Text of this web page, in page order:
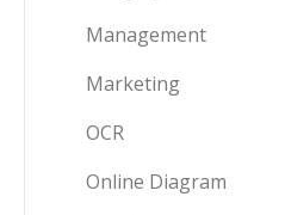
Management
Marketing
OCR
Online Diagram